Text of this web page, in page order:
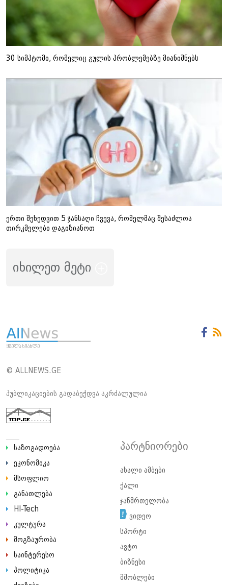
30 სიმპტომი, რომელიც გულის პრობლემებზე მიანიშნებს
ერთი შეხედვით 5 ჯანსაღი ჩვევა, რომელმაც შესაძლოა
თირკმელები დაგიზიანოთ
იხილეთ მეტი
© ALLNEWS.GE
პუბლიკაციების გადაბეჭდვა აკრძალულია
საზოგადოება
ეკონომიკა
მსოფლიო
განათლება
HI-Tech
კულტურა
მოგზაურობა
საინტერესო
პოლიტიკა
პარტნიორები
ახალი ამბები
ქალი
ჯანმრთელობა
ვიდეო
სპორტი
ავტო
ბიზნესი
მშობლები